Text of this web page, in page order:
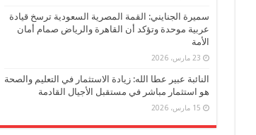
سميرة الجنايني: القمة المصرية السعودية ترسخ قيادة
عربية موحدة وتؤكد أن القاهرة والرياض صمام أمان
الأمة
23 مارس، 2026
النائبة عبير عطا الله: زيادة الاستثمار في التعليم والصحة
هو استثمار مباشر في مستقبل الأجيال القادمة
15 مارس، 2026